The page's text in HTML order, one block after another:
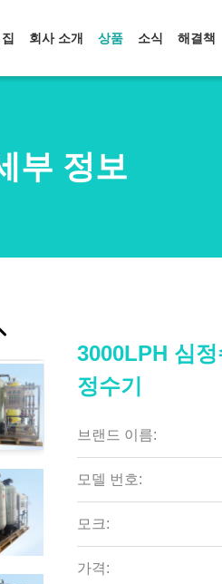
집 회사 소개 상품 소식 해결책
부 정보
3000LPH 심
정수기
브랜드 이름:
모델 번호:
모크:
가격: